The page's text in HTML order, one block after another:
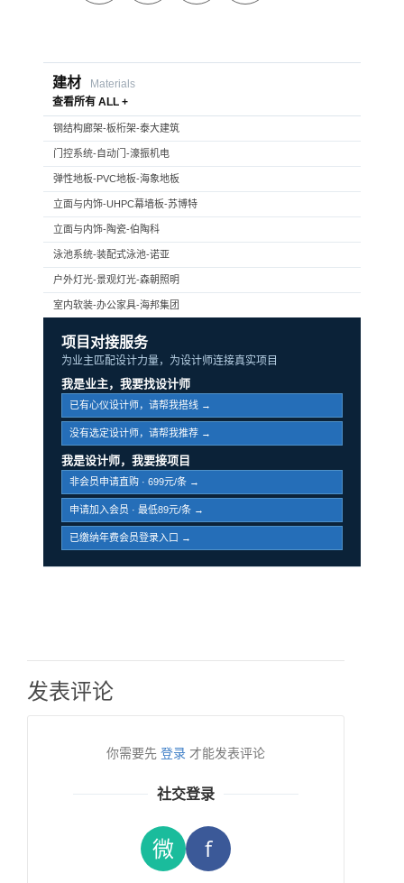
建材
Materials
查看所有 ALL +
钢结构廊架-板桁架-泰大建筑
门控系统-自动门-濠振机电
弹性地板-PVC地板-海象地板
立面与内饰-UHPC幕墙板-苏博特
立面与内饰-陶瓷-伯陶科
泳池系统-装配式泳池-诺亚
户外灯光-景观灯光-森朝照明
室内软装-办公家具-海邦集团
项目对接服务
为业主匹配设计力量，为设计师连接真实项目
我是业主，我要找设计师
已有心仪设计师，请帮我搭线 →
没有选定设计师，请帮我推荐 →
我是设计师，我要接项目
非会员申请直购 · 699元/条 →
申请加入会员 · 最低89元/条 →
已缴纳年费会员登录入口 →
发表评论
你需要先 登录 才能发表评论
社交登录
微 f